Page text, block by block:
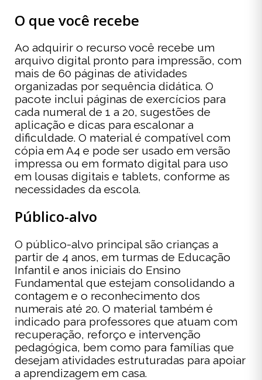
O que você recebe
Ao adquirir o recurso você recebe um
arquivo digital pronto para impressão, com
mais de 60 páginas de atividades
organizadas por sequência didática. O
pacote inclui páginas de exercícios para
cada numeral de 1 a 20, sugestões de
aplicação e dicas para escalonar a
dificuldade. O material é compatível com
cópia em A4 e pode ser usado em versão
impressa ou em formato digital para uso
em lousas digitais e tablets, conforme as
necessidades da escola.
Público-alvo
O público-alvo principal são crianças a
partir de 4 anos, em turmas de Educação
Infantil e anos iniciais do Ensino
Fundamental que estejam consolidando a
contagem e o reconhecimento dos
numerais até 20. O material também é
indicado para professores que atuam com
recuperação, reforço e intervenção
pedagógica, bem como para famílias que
desejam atividades estruturadas para apoiar
a aprendizagem em casa.